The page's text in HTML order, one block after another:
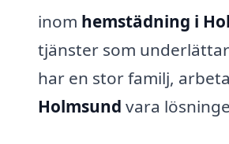
inom hemstädning i
tjänster som
har en stor familj,
Holmsund vara